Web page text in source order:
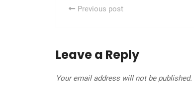
Previous post
Leave a Reply
Your email address will not be published.